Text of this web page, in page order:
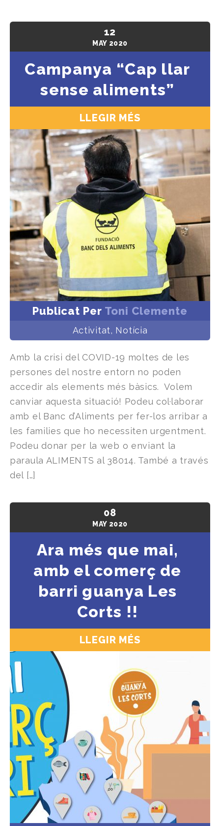
12
MAY 2020
Campanya “Cap llar
sense aliments”
LLEGIR MÉS
Publicat Per Toni Clemente
Activitat, Notícia
Amb la crisi del COVID-19 moltes de les
persones del nostre entorn no poden
accedir als elements més bàsics. Volem
canviar aquesta situació! Podeu col·laborar
amb el Banc d’Aliments per fer-los arribar a
les families que ho necessiten urgentment.
Podeu donar per la web o enviant la
paraula ALIMENTS al 38014. També a través
del […]
08
MAY 2020
Ara més que mai,
amb el comerç de
barri guanya Les
Corts !!
LLEGIR MÉS